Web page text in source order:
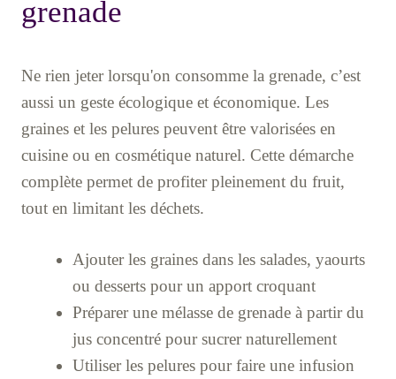
grenade
Ne rien jeter lorsqu'on consomme la grenade, c’est
aussi un geste écologique et économique. Les
graines et les pelures peuvent être valorisées en
cuisine ou en cosmétique naturel. Cette démarche
complète permet de profiter pleinement du fruit,
tout en limitant les déchets.
Ajouter les graines dans les salades, yaourts
ou desserts pour un apport croquant
Préparer une mélasse de grenade à partir du
jus concentré pour sucrer naturellement
Utiliser les pelures pour faire une infusion